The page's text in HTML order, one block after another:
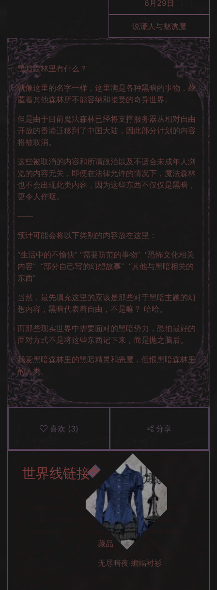
6月29日
说谎人与魅诱魔
黑暗森林里有什么？
就像这里的名字一样，这里满是各种黑暗的事物，藏
匿着其他森林所不能容纳和接受的奇异世界。
但是由于目前魔法森林已经将支撑服务器从相对自由
开放的香港迁移到了中国大陆，因此部分计划的内容
将被取消。
这些被取消的内容和所谓政治以及不适合未成年人浏
览的内容无关，即便在法律允许的情况下，魔法森林
也不会出现此类内容，因为这些东西不仅仅是黑暗，
更令人作呕。
——
预计可能会将以下类别的内容放在这里：
“生活中的不愉快” “需要防范的事物” “恐怖文化相关
内容” “部分自己写的幻想故事” “其他与黑暗相关的
东西”
当然，最先填充这里的应该是那些对于黑暗主题的幻
想内容，黑暗代表着自由，不是嘛？ 哈哈。
而那些现实世界中需要面对的黑暗势力，恐怕最好的
面对方式不是将这些东西记下来，而是抛之脑后。
我爱黑暗森林里的黑暗精灵和恶魔，但恨黑暗森林里
的人类。
喜欢 (3) 分享
世界线链接
藏品
无尽暗夜·蝙蝠衬衫